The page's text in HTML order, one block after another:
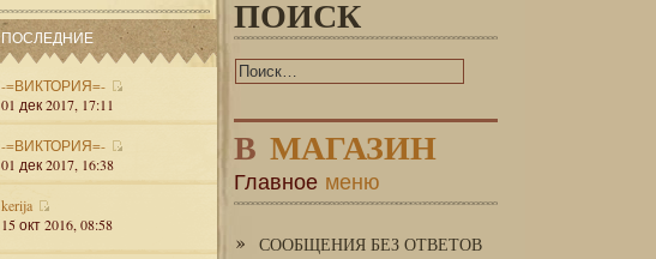
ПОСЛЕДНИЕ
-=ВИКТОРИЯ=-
01 дек 2017, 17:11
-=ВИКТОРИЯ=-
01 дек 2017, 16:38
kerija
15 окт 2016, 08:58
ПОИСК
В МАГАЗИН
Главное меню
СООБЩЕНИЯ БЕЗ ОТВЕТОВ